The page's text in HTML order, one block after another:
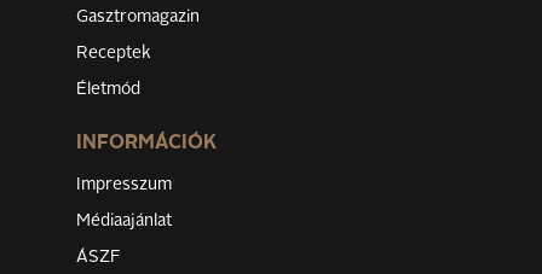
Gasztromagazin
Receptek
Életmód
INFORMÁCIÓK
Impresszum
Médiaajánlat
ÁSZF